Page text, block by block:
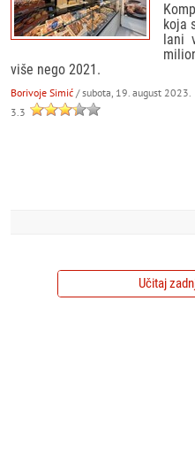
koja
lani
više nego 2021.
Borivoje Simić / subota, 19. august 2023.
3.3
Učitaj